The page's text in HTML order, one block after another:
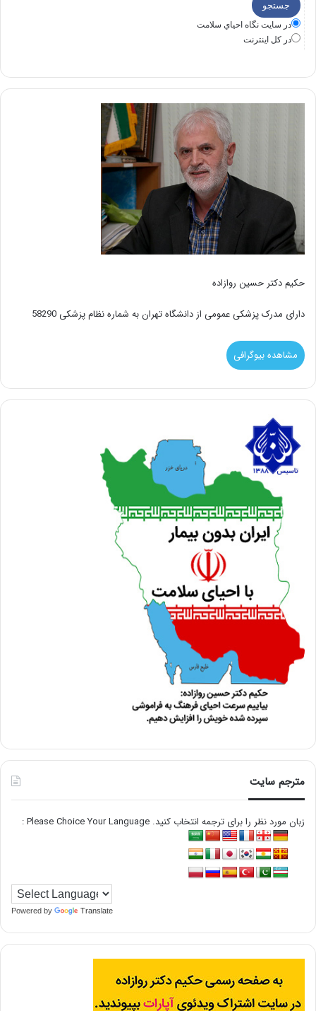
در سايت نگاه احياي سلامت
در كل اينترنت
حکیم دکتر حسین روازاده
دارای مدرک پزشکی عمومی از دانشگاه تهران به شماره نظام پزشکی 58290
مشاهده بیوگرافی
مترجم سایت
زبان مورد نظر را برای ترجمه انتخاب کنید. Please Choice Your Language :
Powered by Translate